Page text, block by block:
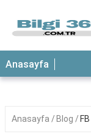
ANASAYFA
Anasayfa
Anasayfa Blog